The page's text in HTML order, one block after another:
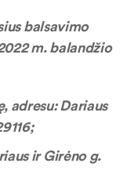
balsavimo
m. balandžio
adresu: Dariaus
ir Girėno g.